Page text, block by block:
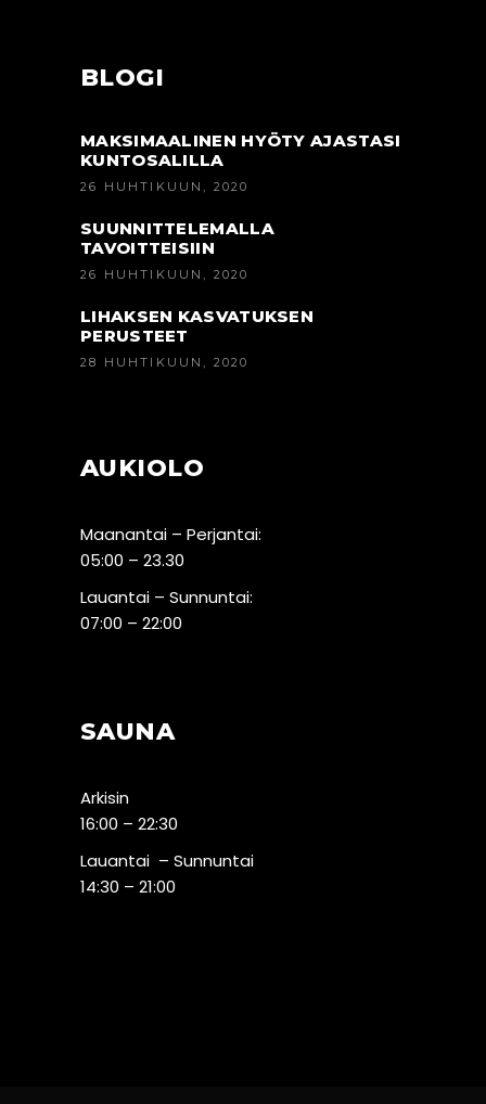
BLOGI
MAKSIMAALINEN HYÖTY AJASTASI
KUNTOSALILLA
26 HUHTIKUUN, 2020
SUUNNITTELEMALLA
TAVOITTEISIIN
26 HUHTIKUUN, 2020
LIHAKSEN KASVATUKSEN
PERUSTEET
28 HUHTIKUUN, 2020
AUKIOLO
Maanantai – Perjantai:
05:00 – 23.30
Lauantai – Sunnuntai:
07:00 – 22:00
SAUNA
Arkisin
16:00 – 22:30
Lauantai – Sunnuntai
14:30 – 21:00